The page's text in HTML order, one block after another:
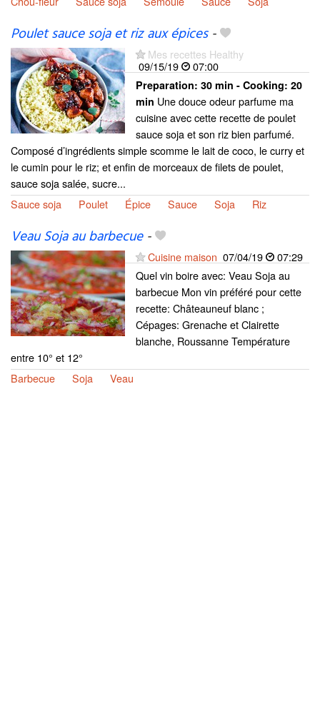
Poulet sauce soja et riz aux épices-
Mes recettes Healthy
09/15/19
07:00
Preparation: 30 min - Cooking: 20
min Une douce odeur parfume ma
cuisine avec cette recette de poulet
sauce soja et son riz bien parfumé.
Composé d’ingrédients simple scomme le lait de coco, le curry et
le cumin pour le riz; et enfin de morceaux de filets de poulet,
sauce soja salée, sucre...
Sauce soja
Poulet Épice Sauce Soja Riz
Veau Soja au barbecue-
Cuisine maison 07/04/19
07:29
Quel vin boire avec: Veau Soja au
barbecue Mon vin préféré pour cette
recette: Châteauneuf blanc ;
Cépages: Grenache et Clairette
blanche, Roussanne Température
entre 10° et 12°
Barbecue
Soja Veau